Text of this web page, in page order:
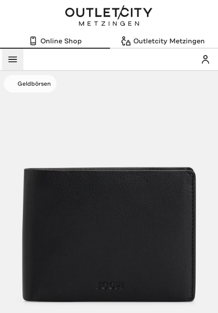
Online Shop Outletcity Metzingen
Menü
Geldbörsen